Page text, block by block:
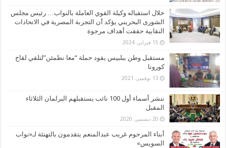
خلال استقباله وكيلة القوي العاملة بالنواب… رئيس مجلس
الشورى البحريني يؤكد أن التجربة المصرية في الاتحادات
النقابية حققت أهداف مرجوة
15 فبراير، 2024
مستقبل وطن ببلبيس يقود حملة “معا نطمئن”لتلقي لقاح
كورونا
13 نوفمبر، 2021
ننشر أسماء أول 100 نائب يستقبلهم البرلمان الثلاثاء
المقبل
20 ديسمبر، 2020
أبناء المرحوم غريب عبدالمنعم يتقدمون بالتهنئة لـ«نواب
السويس»